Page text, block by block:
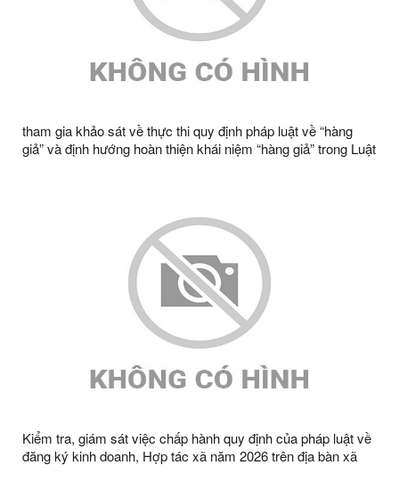
tham gia khảo sát về thực thi quy định pháp luật về “hàng
giả” và định hướng hoàn thiện khái niệm “hàng giả” trong Luật
Kiểm tra, giám sát việc chấp hành quy định của pháp luật về
đăng ký kinh doanh, Hợp tác xã năm 2026 trên địa bàn xã